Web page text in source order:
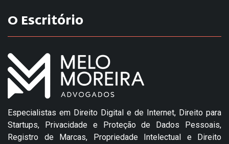
O Escritório
Especialistas em Direito Digital e de Internet, Direito para
Startups, Privacidade e Proteção de Dados Pessoais,
Registro de Marcas, Propriedade Intelectual e Direito